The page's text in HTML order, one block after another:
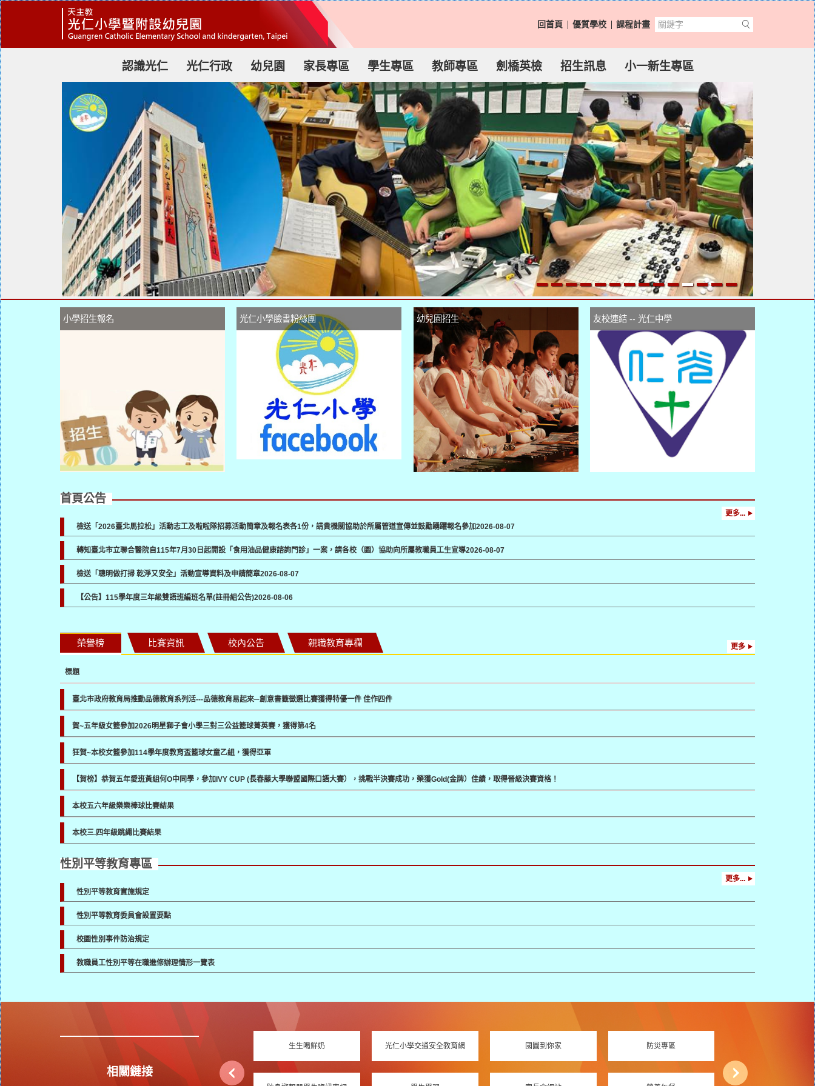
回首頁 優質學校 課程計畫
認識光仁 光仁行政 幼兒園 家長專區 學生專區 教師專區 劍橋英檢 招生訊息 小一新生專區
小學招生報名 光仁小學臉書粉絲團 幼兒園招生 友校連結 -- 光仁中學
首頁公告
檢送「2026臺北馬拉松」活動志工及啦啦隊招募活動簡章及報名表各1份，請貴機關協助於所屬管道宣傳並鼓勵踴躍報名參加2026-08-07
轉知臺北市立聯合醫院自115年7月30日起開設「食用油品健康諮詢門診」一案，請各校（園）協助向所屬教職員工生宣導2026-08-07
檢送「聰明做打掃 乾淨又安全」活動宣導資料及申請簡章2026-08-07
【公告】115學年度三年級雙語班編班名單(註冊組公告)2026-08-06
更多...
榮譽榜 比賽資訊 校內公告 親職教育專欄
標題
臺北市政府教育局推動品德教育系列活---品德教育易起來─創意書籤徵選比賽獲得特優一件 佳作四件
賀~五年級女籃參加2026明星獅子會小學三對三公益籃球菁英賽，獲得第4名
狂賀~本校女籃參加114學年度教育盃籃球女童乙組，獲得亞軍
【賀榜】恭賀五年愛班黃組何O中同學，參加IVY CUP (長春藤大學聯盟國際口語大賽），挑戰半決賽成功，榮獲Gold(金牌）佳績，取得晉級決賽資格！
本校五六年級樂樂棒球比賽結果
本校三.四年級跳繩比賽結果
更多
性別平等教育專區
性別平等教育實施規定
性別平等教育委員會設置要點
校園性別事件防治規定
教職員工性別平等在職進修辦理情形一覽表
更多...
相關鏈接
生生喝鮮奶 光仁小學交通安全教育網 國圖到你家 防災專區